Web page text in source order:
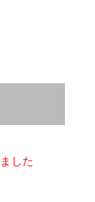
した